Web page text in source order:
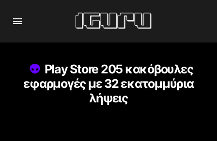
Play Store 205 κακόβουλες
εφαρμογές με 32 εκατομμύρια
λήψεις